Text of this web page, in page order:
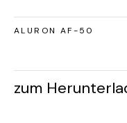
ALURON AF-50
zum